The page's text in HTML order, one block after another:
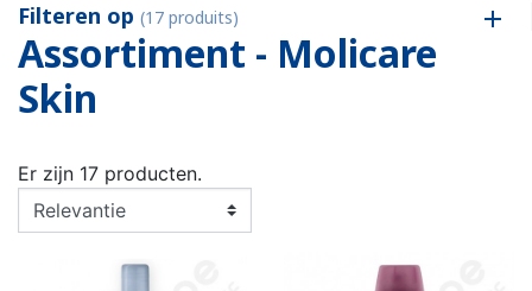
Filteren op (17 produits)
Assortiment - Molicare
Skin
Er zijn 17 producten.